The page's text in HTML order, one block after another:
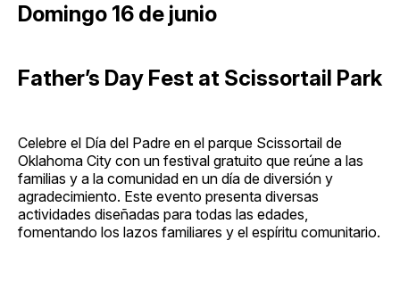
Domingo 16 de junio
Father’s Day Fest at Scissortail Park
Celebre el Día del Padre en el parque Scissortail de
Oklahoma City con un festival gratuito que reúne a las
familias y a la comunidad en un día de diversión y
agradecimiento. Este evento presenta diversas
actividades diseñadas para todas las edades,
fomentando los lazos familiares y el espíritu comunitario.